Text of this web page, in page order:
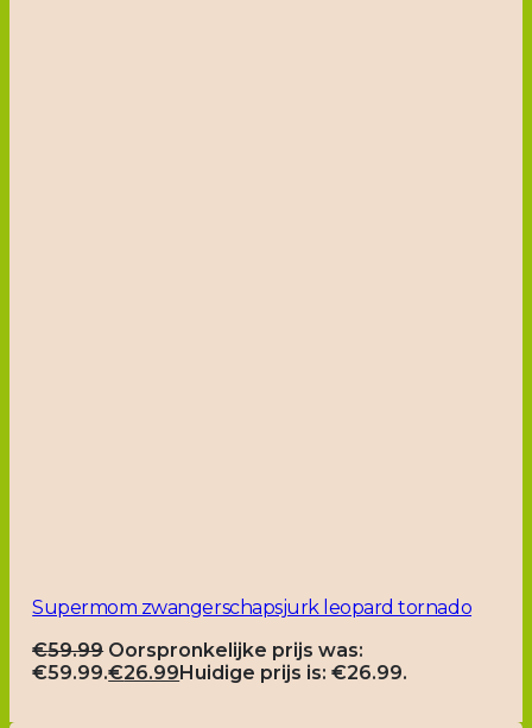
Supermom zwangerschapsjurk leopard tornado
€59.99 Oorspronkelijke prijs was:
€59.99.€26.99Huidige prijs is: €26.99.